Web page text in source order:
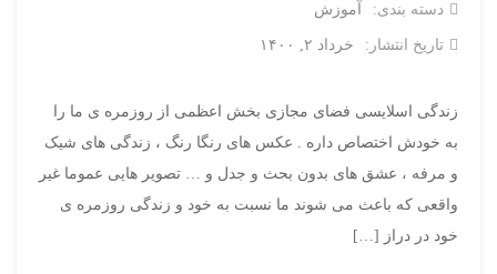
دسته بندی: آموزش
تاریخ انتشار: خرداد ۲, ۱۴۰۰
زندگی اسلایسی فضای مجازی بخش اعظمی از روزمره ی ما را
به خودش اختصاص داره . عکس های رنگا رنگ ، زندگی های شیک
و مرفه ، عشق های بدون بحث و جدل و … تصویر هایی عموما غیر
واقعی که باعث می شوند ما نسبت به خود و زندگی روزمره ی
خود در دراز […]